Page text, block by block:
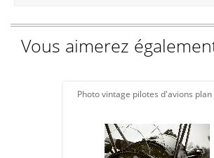
Vous aimerez
Photo vintage pilotes d'avions plan